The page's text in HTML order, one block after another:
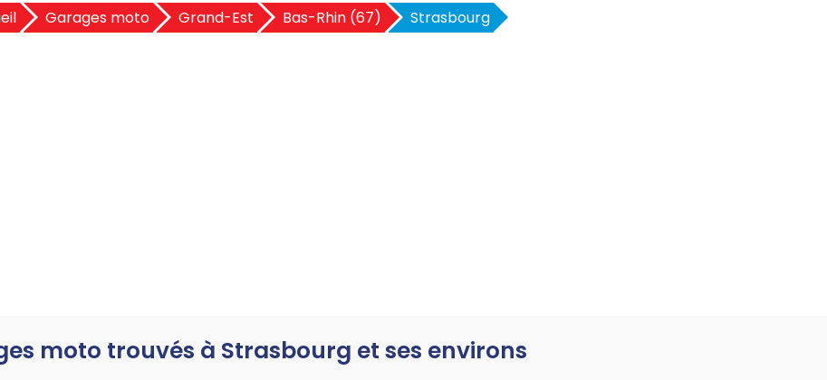
Garages moto Grand-Est Bas-Rhin (67) Strasbourg
moto trouvés à Strasbourg et ses environs